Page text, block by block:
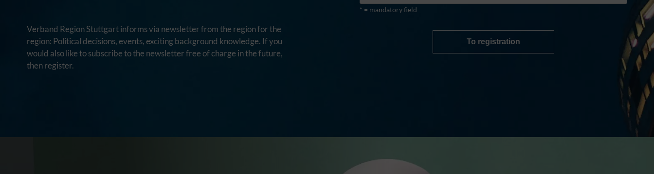
Verband Region Stuttgart informs via newsletter from the region for the
region: Political decisions, events, exciting background knowledge. If you
would also like to subscribe to the newsletter free of charge in the future,
then register.
* = mandatory field
To registration